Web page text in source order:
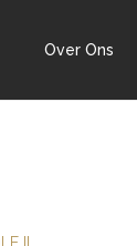
Over Ons